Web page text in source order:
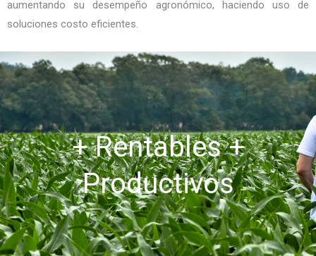
aumentando su desempeño agronómico, haciendo uso de
soluciones costo eficientes.
+ Rentables +
Productivos